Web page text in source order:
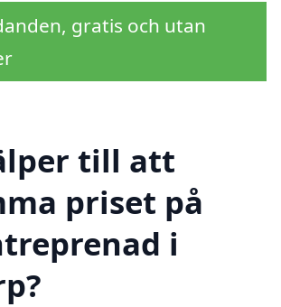
gratis och utan
till att
priset på
i